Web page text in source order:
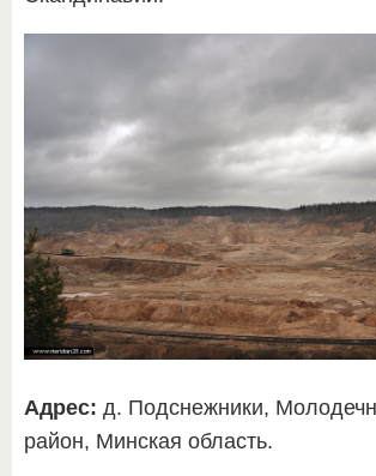
Адрес: д. Подснежники,
район, Минская область.